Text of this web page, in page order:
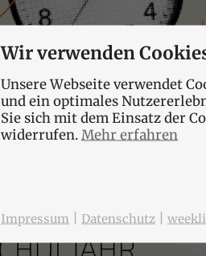
Wir verwenden
Unsere Webseite verwendet
und ein optimales
Sie sich mit dem Einsatz der
widerrufen.Mehr erfahren
Impressum Datenschutz